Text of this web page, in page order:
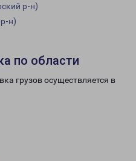
р-н)
н)
по области
грузов осуществляется в